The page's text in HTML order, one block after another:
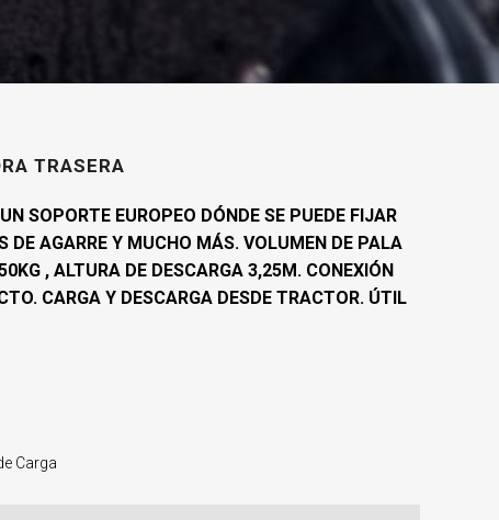
TRASERA
SOPORTE EUROPEO DÓNDE SE PUEDE FIJAR
DE AGARRE Y MUCHO MÁS. VOLUMEN DE PALA
, ALTURA DE DESCARGA 3,25M. CONEXIÓN
CARGA Y DESCARGA DESDE TRACTOR. ÚTIL
Carga